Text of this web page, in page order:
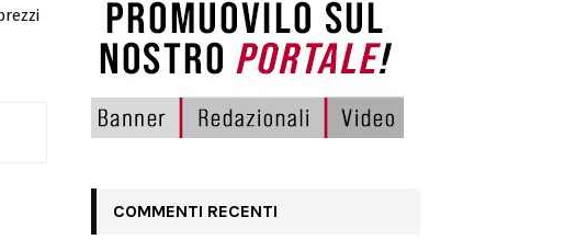
COMMENTI RECENTI